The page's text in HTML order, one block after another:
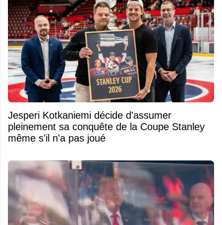
Jesperi Kotkaniemi décide d'assumer
pleinement sa conquête de la Coupe Stanley
même s'il n'a pas joué